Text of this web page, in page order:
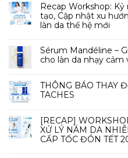
Recap Workshop:
tạo, Cập nhật xu
làn da thế hệ mới
Sérum Mandéline –
cho làn da nhạy cảm
THÔNG BÁO THAY
TACHES
[RECAP]
XỬ LÝ NÁM DA
CẤP TỐC ĐÓN TẾT